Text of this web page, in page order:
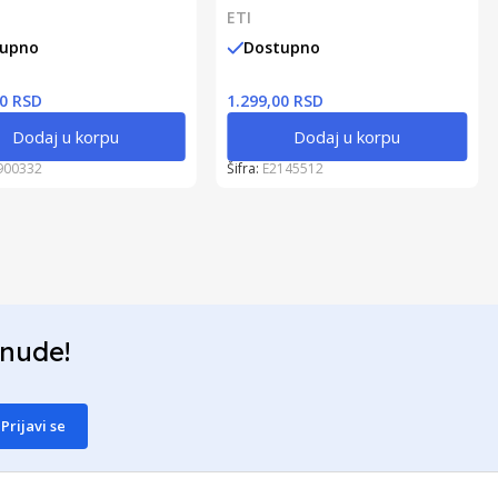
RSD
Dodaj u korpu
ETI
Dostupno
1.299,00 RSD
Dodaj u korpu
Šifra: E2145512
Prijavi se